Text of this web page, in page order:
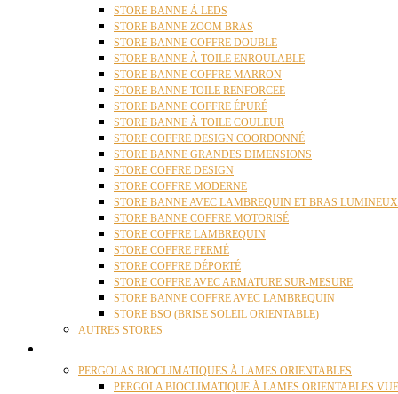
STORE BANNE À LEDS
STORE BANNE ZOOM BRAS
STORE BANNE COFFRE DOUBLE
STORE BANNE À TOILE ENROULABLE
STORE BANNE COFFRE MARRON
STORE BANNE TOILE RENFORCEE
STORE BANNE COFFRE ÉPURÉ
STORE BANNE À TOILE COULEUR
STORE COFFRE DESIGN COORDONNÉ
STORE BANNE GRANDES DIMENSIONS
STORE COFFRE DESIGN
STORE COFFRE MODERNE
STORE BANNE AVEC LAMBREQUIN ET BRAS LUMINEUX
STORE BANNE COFFRE MOTORISÉ
STORE COFFRE LAMBREQUIN
STORE COFFRE FERMÉ
STORE COFFRE DÉPORTÉ
STORE COFFRE AVEC ARMATURE SUR-MESURE
STORE BANNE COFFRE AVEC LAMBREQUIN
STORE BSO (BRISE SOLEIL ORIENTABLE)
AUTRES STORES
PERGOLAS BIOCLIMATIQUES À LAMES ORIENTABLES
PERGOLA BIOCLIMATIQUE À LAMES ORIENTABLES